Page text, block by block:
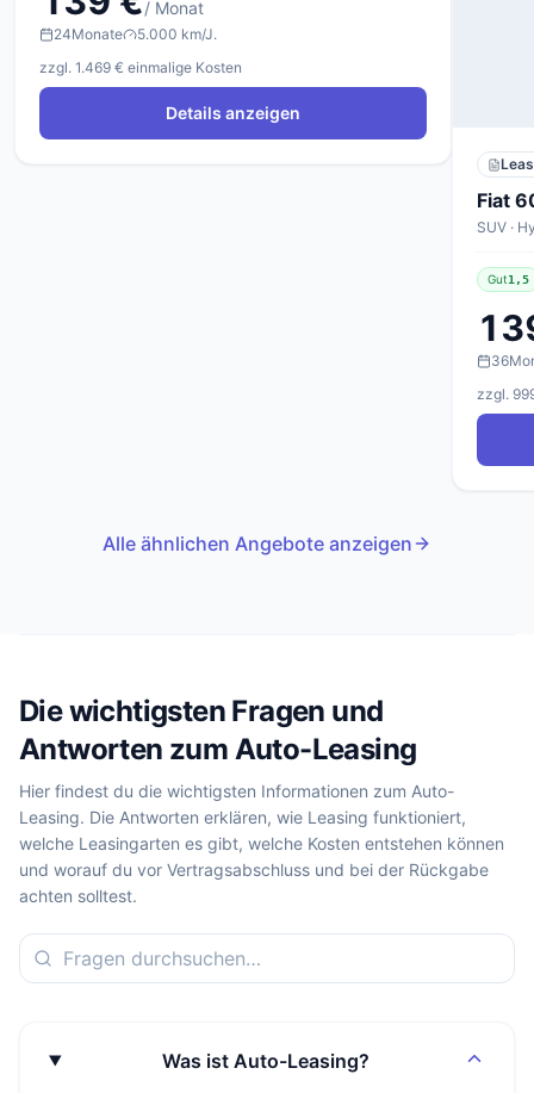
/ Monat
24Monate
5.000 km/J.
zzgl. 1.469 € einmalige Kosten
Details anzeigen
Fiat
SUV ·
Gut1,5
36
zzgl.
Alle ähnlichen Angebote anzeigen
Die wichtigsten Fragen und
Antworten zum Auto-Leasing
Hier findest du die wichtigsten Informationen zum Auto-
Leasing. Die Antworten erklären, wie Leasing funktioniert,
welche Leasingarten es gibt, welche Kosten entstehen können
und worauf du vor Vertragsabschluss und bei der Rückgabe
achten solltest.
Was ist Auto-Leasing?